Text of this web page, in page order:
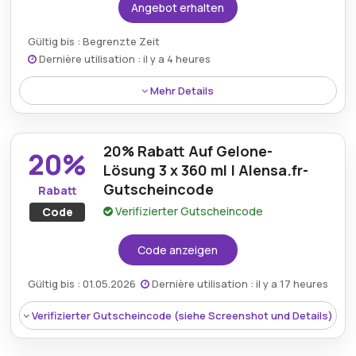
Kumulierbar:
Nicht mit anderen Aktionen
Bedingungen:Die Allgemeinen
Geschäftsbedingungen finden Sie auf der
Website des Händlers.
Nicht mit anderen Aktionen
kombinierbar
Bedingungen:Voir les conditions générales sur le
site du marchand.
Angebot erhalten
Gültig bis : Begrenzte Zeit
Dernière utilisation : il y a 4 heures
Mehr Details
Mit der Alensa.fr-Aktion profitieren Sie von
kostenlosem Versand ab 69 €. So erhalten Sie Ihre
Kontaktlinsen, Brillen und Zubehör bequem und ohne
zusätzliche Versandkosten direkt nach Hause
geliefert.
20%
Rabatt
Code
20% Rabatt Auf Gelone-
Lösung 3 x 360 ml | Alensa.fr-
Gutscheincode
Verifizierter Gutscheincode
Code anzeigen
Gültig bis : 01.05.2026 Dernière utilisation : il y a 17 heures
Verifizierter Gutscheincode (siehe Screenshot und Details)